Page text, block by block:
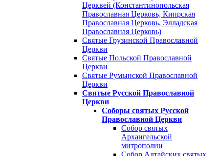
Церквей (Константинопольская
Православная Церковь, Кипрская
Православная Церковь, Элладская
Православная Церковь)
Святые Грузинской Православной
Церкви
Святые Польской Православной
Церкви
Святые Румынской Православной
Церкви
Святые Русской Православной
Церкви
Соборы святых Русской
Православной Церкви
Собор святых
Архангельской
митрополии